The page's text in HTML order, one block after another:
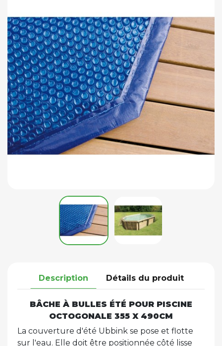
Description Détails du produit
BÂCHE À BULLES ÉTÉ POUR PISCINE
OCTOGONALE 355 X 490CM
La couverture d'été Ubbink se pose et flotte
sur l'eau. Elle doit être positionnée côté lisse